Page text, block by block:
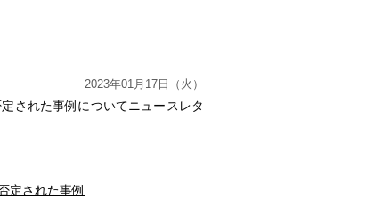
2023年01月17日（火）
された事例についてニュースレタ
定された事例